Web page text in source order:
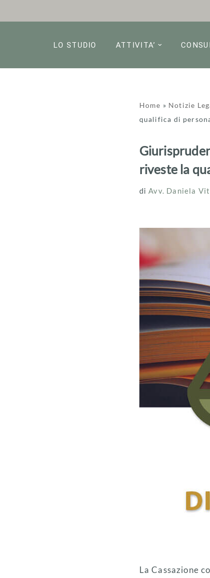
LO STUDIO ATTIVITA’
Home » Notizie
qualifica di
riveste la
diAvv. Daniela
La Cassazione